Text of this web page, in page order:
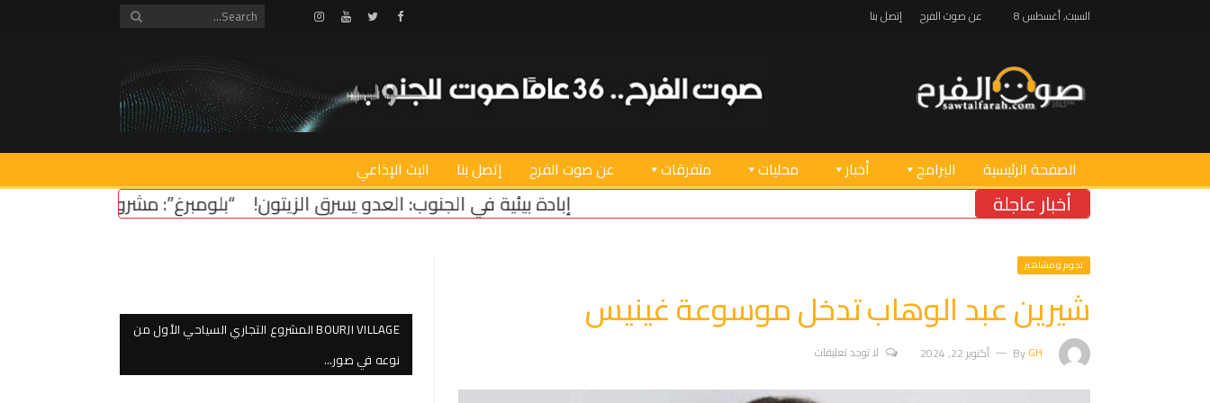
السبت, أغسطس 8 عن صوت الفرح إتصل بنا Facebook
Twitter
Youtube
Instagram
الصفحة الرئيسية البرامج أخبار محليات متفرقات عن صوت الفرح إتصل بنا البث الإذاعي
أخبار عاجلة إبادة بيئية في الجنوب: العدو يسرق الزيتون! “بلومبرغ”: مشروع قانون أميركي لدعم استقرار لبنان
نجوم ومشاهير
شيرين عبد الوهاب تدخل موسوعة غينيس
ByGH أكتوبر 22, 2024 لا توجد تعليقات
BOURJI VILLAGE المشروع التجاري السياحي الأول من
نوعه في صور…